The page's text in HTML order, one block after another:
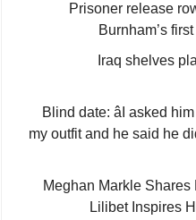
Prisoner release
Burnham’s
Iraq shelves
Blind date: âI asked
my outfit and he said he
Meghan Markle
Lilibet Inspires